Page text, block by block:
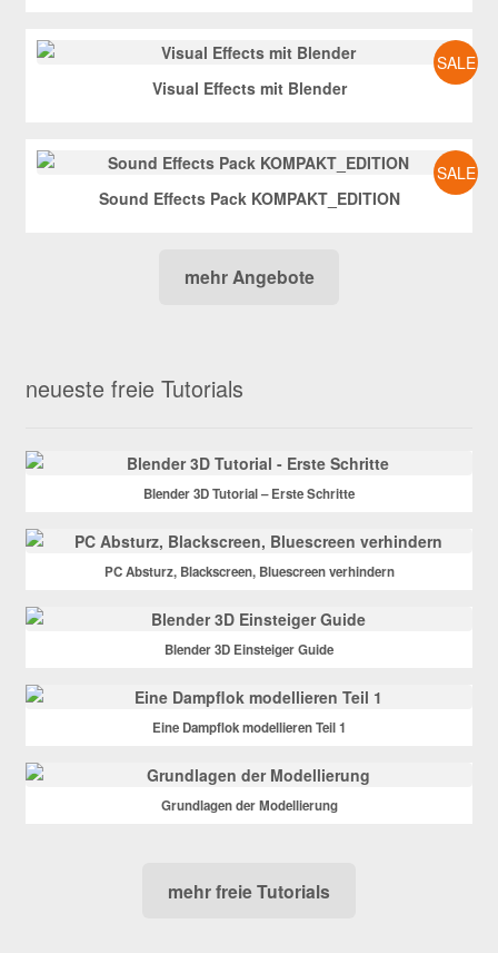
SALE
Visual Effects mit Blender
SALE
Sound Effects Pack KOMPAKT_EDITION
mehr Angebote
neueste freie Tutorials
Blender 3D Tutorial – Erste Schritte
PC Absturz, Blackscreen, Bluescreen verhindern
Blender 3D Einsteiger Guide
Eine Dampflok modellieren Teil 1
Grundlagen der Modellierung
mehr freie Tutorials